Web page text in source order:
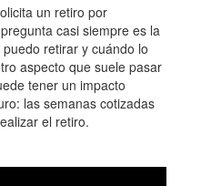
un retiro por
casi siempre es la
retirar y cuándo lo
aspecto que suele pasar
tener un impacto
las semanas cotizadas
el retiro.